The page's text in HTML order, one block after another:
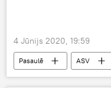
4 Jūnijs 2020, 19:59
Pasaulē ASV